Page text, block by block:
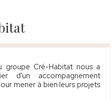
Cré-Habitat nous a
d'un accompagnement
mener à bien leurs projets